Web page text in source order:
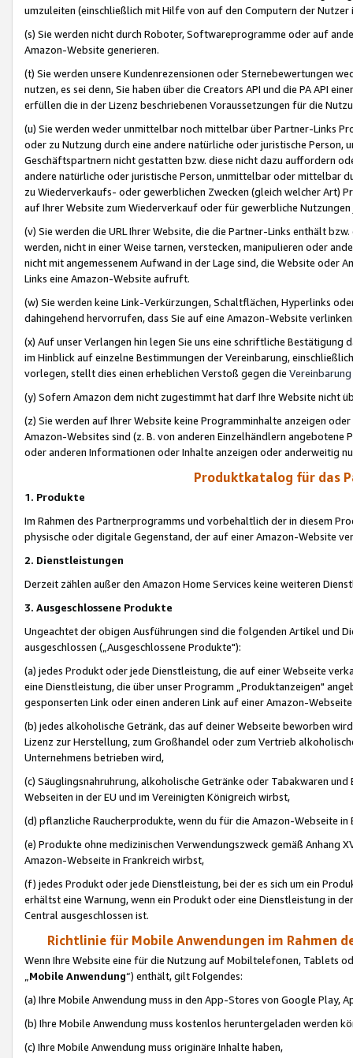
umzuleiten (einschließlich mit Hilfe von auf den Computern der
(s) Sie werden nicht durch Roboter, Softwareprogramme oder auf
Amazon-Website generieren.
(t) Sie werden unsere Kundenrezensionen oder Sternebewertungen
nutzen, es sei denn, Sie haben über die Creators API und die PA API
erfüllen die in der Lizenz beschriebenen Voraussetzungen für die
(u) Sie werden weder unmittelbar noch mittelbar über Partner-Links
oder zu Nutzung durch eine andere natürliche oder juristische
Geschäftspartnern nicht gestatten bzw. diese nicht dazu auffordern
andere natürliche oder juristische Person, unmittelbar oder mittelbar
zu Wiederverkaufs- oder gewerblichen Zwecken (gleich welcher Art)
auf Ihrer Website zum Wiederverkauf oder für gewerbliche
(v) Sie werden die URL Ihrer Website, die die Partner-Links enthält
werden, nicht in einer Weise tarnen, verstecken, manipulieren oder
nicht mit angemessenem Aufwand in der Lage sind, die Website oder
Links eine Amazon-Website aufruft.
(w) Sie werden keine Link-Verkürzungen, Schaltflächen, Hyperlinks
dahingehend hervorrufen, dass Sie auf eine Amazon-Website
(x) Auf unser Verlangen hin legen Sie uns eine schriftliche
im Hinblick auf einzelne Bestimmungen der Vereinbarung,
vorlegen, stellt dies einen erheblichen Verstoß gegen die Vereinbarung
(y) Sofern Amazon dem nicht zugestimmt hat darf Ihre Website nicht
(z) Sie werden auf Ihrer Website keine Programminhalte anzeigen
Amazon-Websites sind (z. B. von anderen Einzelhändlern
oder anderen Informationen oder Inhalte anzeigen oder anderweitig
Produktkatalog für das
1. Produkte
Im Rahmen des Partnerprogramms und vorbehaltlich der in diesem
physische oder digitale Gegenstand, der auf einer Amazon-Website
2. Dienstleistungen
Derzeit zählen außer den Amazon Home Services keine weiteren
3. Ausgeschlossene Produkte
Ungeachtet der obigen Ausführungen sind die folgenden Artikel und
ausgeschlossen („Ausgeschlossene Produkte"):
(a) jedes Produkt oder jede Dienstleistung, die auf einer Webseite
eine Dienstleistung, die über unser Programm „Produktanzeigen"
gesponserten Link oder einen anderen Link auf einer Amazon-
(b) jedes alkoholische Getränk, das auf deiner Webseite beworben
Lizenz zur Herstellung, zum Großhandel oder zum Vertrieb
Unternehmens betrieben wird,
(c) Säuglingsnahruhrung, alkoholische Getränke oder Tabakwaren
Webseiten in der EU und im Vereinigten Königreich wirbst,
(d) pflanzliche Raucherprodukte, wenn du für die Amazon-Webseite in
(e) Produkte ohne medizinischen Verwendungszweck gemäß Anhang
Amazon-Webseite in Frankreich wirbst,
(f) jedes Produkt oder jede Dienstleistung, bei der es sich um ein
erhältst eine Warnung, wenn ein Produkt oder eine Dienstleistung in
Central ausgeschlossen ist.
Richtlinie für Mobile Anwendungen im Rahmen
Wenn Ihre Website eine für die Nutzung auf Mobiltelefonen, Tablets
„Mobile Anwendung“) enthält, gilt Folgendes:
(a) Ihre Mobile Anwendung muss in den App-Stores von Google Play,
(b) Ihre Mobile Anwendung muss kostenlos heruntergeladen werden
(c) Ihre Mobile Anwendung muss originäre Inhalte haben,